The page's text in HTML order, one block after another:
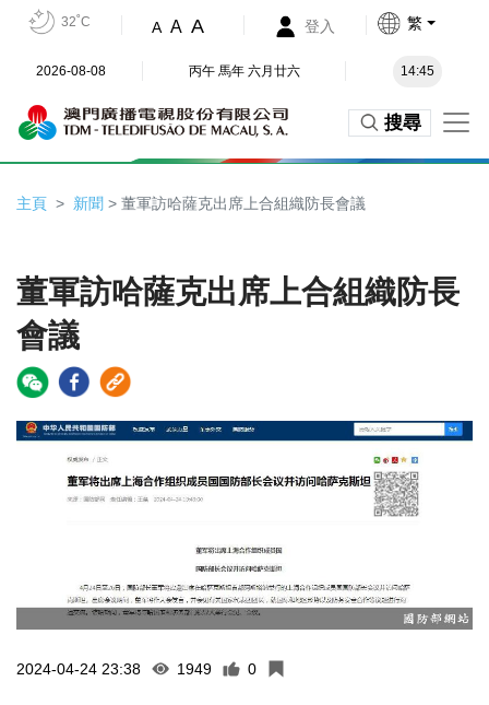
32˚C A A A 登入 繁
2026-08-08 丙午 馬年 六月廿六 14:45
搜尋
主頁 新聞 > 董軍訪哈薩克出席上合組織防長會議
董軍訪哈薩克出席上合組織防長
會議
2024-04-24 23:38 1949 0